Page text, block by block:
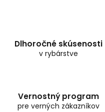
Dlhoročné skúsenosti
v rybárstve
Vernostný program
pre verných zákazníkov